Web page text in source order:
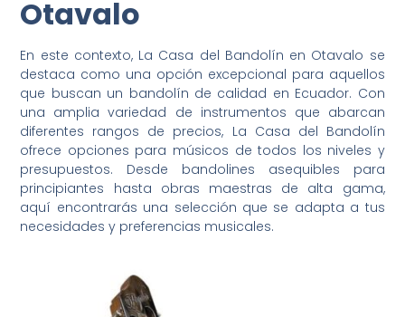
Otavalo
En este contexto, La Casa del Bandolín en Otavalo se
destaca como una opción excepcional para aquellos
que buscan un bandolín de calidad en Ecuador. Con
una amplia variedad de instrumentos que abarcan
diferentes rangos de precios, La Casa del Bandolín
ofrece opciones para músicos de todos los niveles y
presupuestos. Desde bandolines asequibles para
principiantes hasta obras maestras de alta gama,
aquí encontrarás una selección que se adapta a tus
necesidades y preferencias musicales.